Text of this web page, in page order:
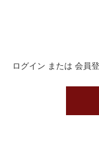
ログイン または 会員